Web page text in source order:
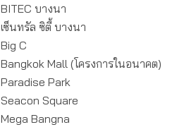
BITEC บางนา
เซ็นทรัล ซิตี้ บางนา
Big C
Bangkok Mall (โครงการในอนาคต)
Paradise Park
Seacon Square
Mega Bangna